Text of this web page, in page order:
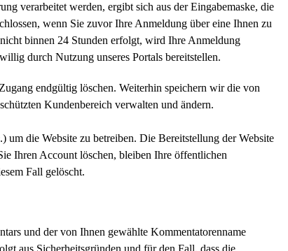
verarbeitet werden, ergibt sich aus der Eingabemaske, die
wenn Sie zuvor Ihre Anmeldung über eine Ihnen zu
binnen 24 Stunden erfolgt, wird Ihre Anmeldung
durch Nutzung unseres Portals bereitstellen.
endgültig löschen. Weiterhin speichern wir die von
Kundenbereich verwalten und ändern.
die Website zu betreiben. Die Bereitstellung der Website
Ihren Account löschen, bleiben Ihre öffentlichen
Fall gelöscht.
und der von Ihnen gewählte Kommentatorenname
aus Sicherheitsgründen und für den Fall, dass die